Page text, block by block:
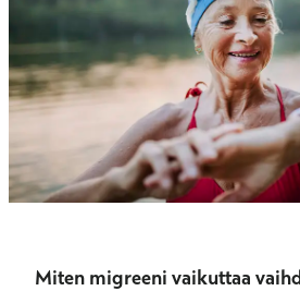
Miten migreeni vaikuttaa